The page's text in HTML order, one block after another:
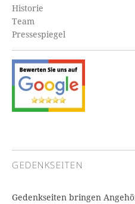
Historie
Team
Pressespiegel
GEDENKSEITEN
Gedenkseiten bringen